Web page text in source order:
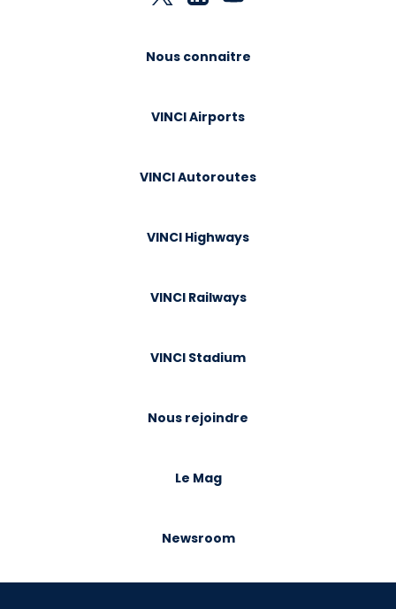
Nous connaitre
VINCI Airports
VINCI Autoroutes
VINCI Highways
VINCI Railways
VINCI Stadium
Nous rejoindre
Le Mag
Newsroom